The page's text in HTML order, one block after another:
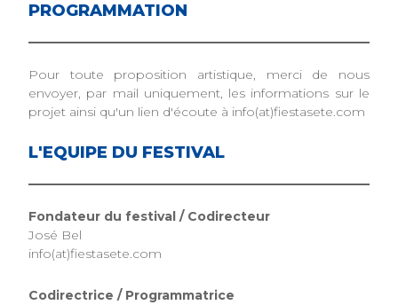
PROGRAMMATION
Pour toute proposition artistique, merci de nous
envoyer, par mail uniquement, les informations sur le
projet ainsi qu'un lien d'écoute à info(at)fiestasete.com
L'EQUIPE DU FESTIVAL
Fondateur du festival / Codirecteur
José Bel
info(at)fiestasete.com
Codirectrice / Programmatrice